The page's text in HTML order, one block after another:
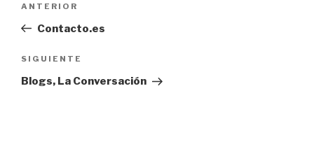
entradas
Entrada
anterior:
ANTERIOR
Contacto.es
Siguiente
entrada
SIGUIENTE
Blogs, La Conversación